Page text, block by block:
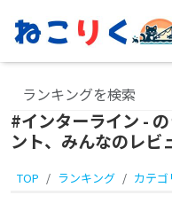
#インターライン -
ント、みんなのレビ
TOP ランキング カテゴ